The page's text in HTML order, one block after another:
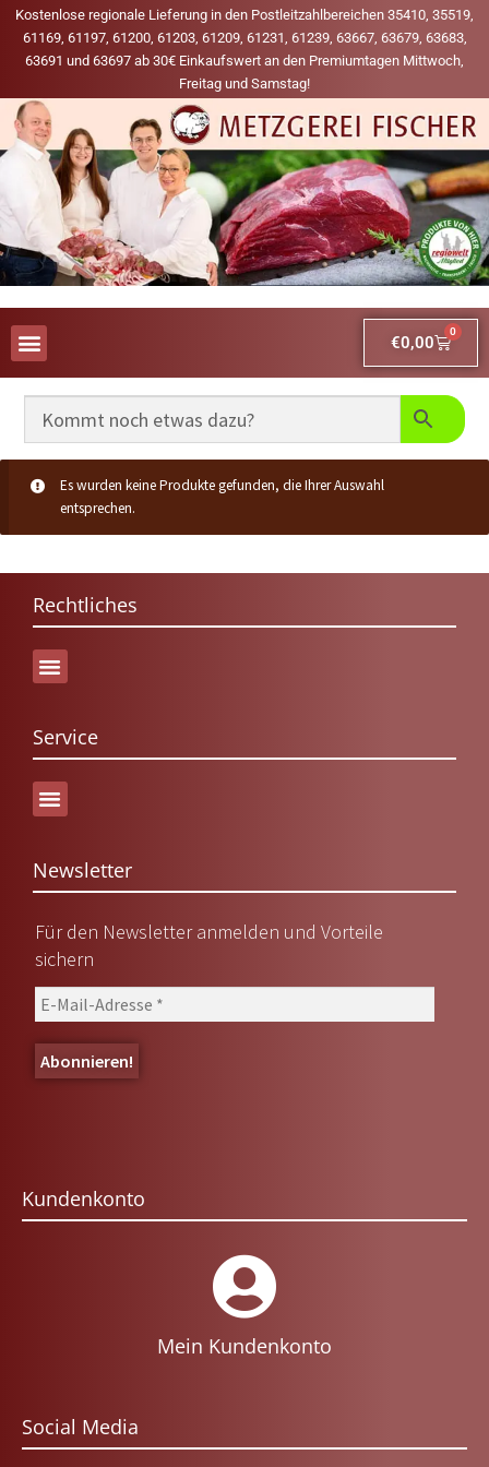
Kostenlose regionale Lieferung in den Postleitzahlbereichen 35410, 35519,
61169, 61197, 61200, 61203, 61209, 61231, 61239, 63667, 63679, 63683,
63691 und 63697 ab 30€ Einkaufswert an den Premiumtagen Mittwoch,
Freitag und Samstag!
€0,00
0
Es wurden keine Produkte gefunden, die Ihrer Auswahl
entsprechen.
Rechtliches
Service
Newsletter
Für den Newsletter anmelden und Vorteile
sichern
Kundenkonto
Mein Kundenkonto
Social Media